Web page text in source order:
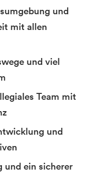
und
mit allen
und viel
Team mit
und
ein sicherer